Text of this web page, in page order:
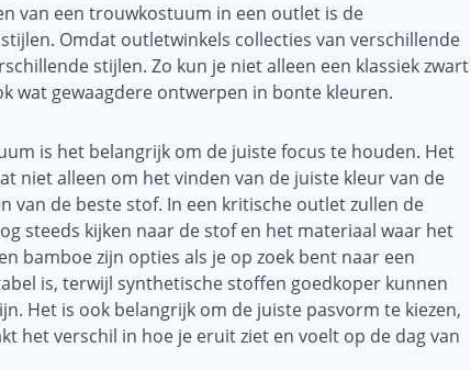
van een trouwkostuum in een outlet is de
Omdat outletwinkels collecties van verschillende
stijlen. Zo kun je niet alleen een klassiek zwart
wat gewaagdere ontwerpen in bonte kleuren.
is het belangrijk om de juiste focus te houden. Het
niet alleen om het vinden van de juiste kleur van de
van de beste stof. In een kritische outlet zullen de
steeds kijken naar de stof en het materiaal waar het
bamboe zijn opties als je op zoek bent naar een
is, terwijl synthetische stoffen goedkoper kunnen
Het is ook belangrijk om de juiste pasvorm te kiezen,
het verschil in hoe je eruit ziet en voelt op de dag van